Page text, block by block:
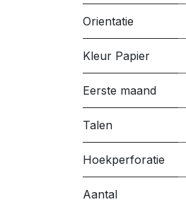
Orientatie
Kleur Papier
Eerste maand
Talen
Hoekperforatie
Aantal